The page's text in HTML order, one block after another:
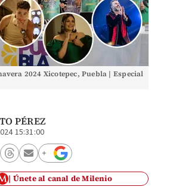
2024 Xicotepec, Puebla | Especial
PÉREZ
15:31:00
Únete al canal de Milenio